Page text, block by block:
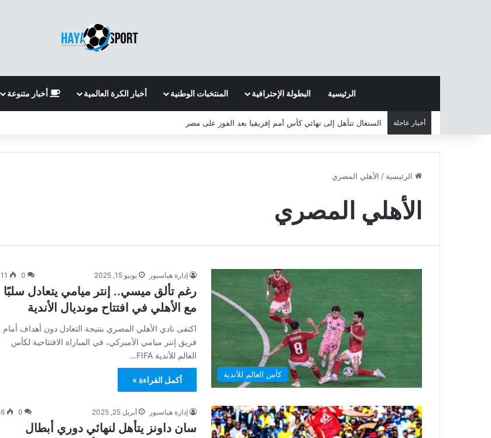
الرئيسية البطولة الإحترافية المنتخبات الوطنية أخبار الكرة العالمية أخبار متنوعة
أخبار عاجلة السنغال تتأهل إلى نهائي كأس أمم إفريقيا بعد الفوز على مصر
الرئيسية / الأهلي المصري
الأهلي المصري
كأس العالم للأندية
إدارة هياسبور يونيو 15, 2025 0
11
رغم تألق ميسي.. إنتر ميامي يتعادل سلبًا
مع الأهلي في افتتاح مونديال الأندية
اكتفى نادي الأهلي المصري بنتيجة التعادل دون أهداف أمام
فريق إنتر ميامي الأميركي، في المباراة الافتتاحية لكأس
العالم للأندية FIFA…
أكمل القراءة »
إدارة هياسبور أبريل 25, 2025 0
6
سان داونز يتأهل لنهائي دوري أبطال